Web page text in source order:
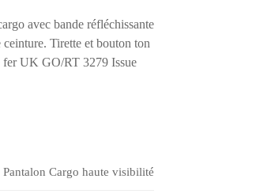
avec bande réfléchissante
Tirette et bouton ton
fer UK GO/RT 3279 Issue
Pantalon Cargo haute visibilité